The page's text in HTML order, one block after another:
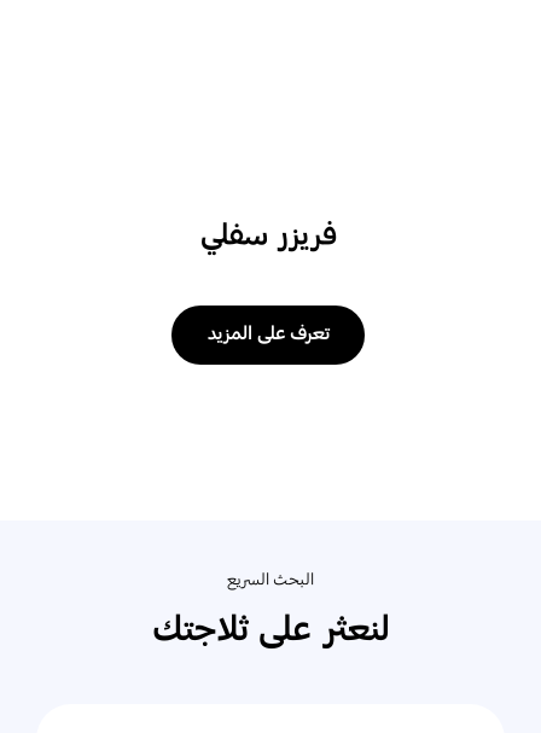
فريزر سفلي
تعرف على المزيد
البحث السريع
لنعثر على ثلاجتك